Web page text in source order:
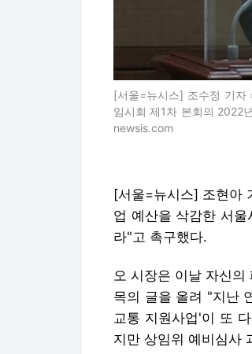
[서울=뉴시스] 조수정 기자
임시회 제1차 본회의 2022
newsis.com
[서울=뉴시스] 조현아
업 예산을 삭감한 서
라"고 촉구했다.
오 시장은 이날 자신의
목의 글을 올려 "지난
교통 지원사업'이 또
지만 상임위 예비심사